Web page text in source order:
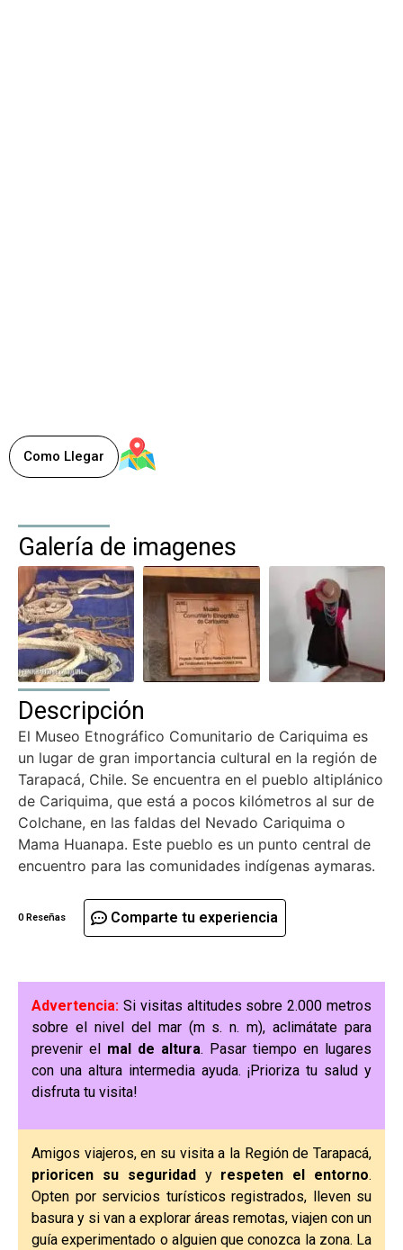
Como Llegar
Galería de imagenes
Descripción
El Museo Etnográfico Comunitario de Cariquima es
un lugar de gran importancia cultural en la región de
Tarapacá, Chile. Se encuentra en el pueblo altiplánico
de Cariquima, que está a pocos kilómetros al sur de
Colchane, en las faldas del Nevado Cariquima o
Mama Huanapa. Este pueblo es un punto central de
encuentro para las comunidades indígenas aymaras.
0 Reseñas Comparte tu experiencia
Advertencia: Si visitas altitudes sobre 2.000 metros
sobre el nivel del mar (m s. n. m), aclimátate para
prevenir el mal de altura. Pasar tiempo en lugares
con una altura intermedia ayuda. ¡Prioriza tu salud y
disfruta tu visita!
Amigos viajeros, en su visita a la Región de Tarapacá,
prioricen su seguridady respeten el entorno.
Opten por servicios turísticos registrados, lleven su
basura y si van a explorar áreas remotas, viajen con un
guía experimentado o alguien que conozca la zona. La